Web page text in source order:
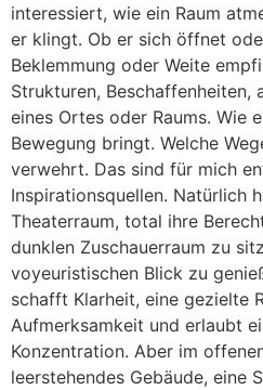
interessiert, wie ein Raum
er klingt. Ob er sich öffnet
Beklemmung oder Weite
Strukturen, Beschaffenheiten,
eines Ortes oder Raums. Wie
Bewegung bringt. Welche
verwehrt. Das sind für mich
Inspirationsquellen. Natürlich
Theaterraum, total ihre
dunklen Zuschauerraum zu
voyeuristischen Blick zu
schafft Klarheit, eine gezielte
Aufmerksamkeit und erlaubt
Konzentration. Aber im
leerstehendes Gebäude, eine